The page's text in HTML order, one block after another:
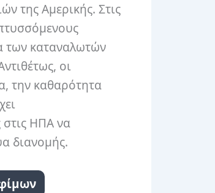
της Αμερικής. Στις
των καταναλωτών
οι
την καθαρότητα
στις ΗΠΑ να
διανομής.